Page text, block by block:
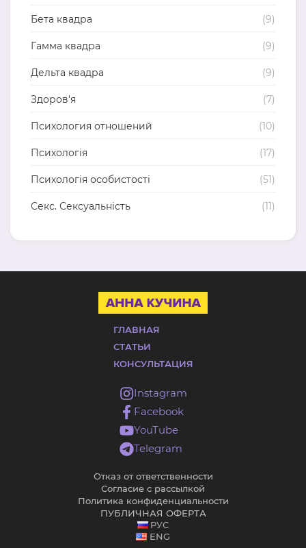
Бета квадра (9)
Гамма квадра (9)
Дельта квадра (9)
Здоров'я (7)
Психология отношений (10)
Психологія (17)
Психологія особистості (51)
Секс. Сексуальність (11)
ГЛАВНАЯ
СТАТЬИ
КОНСУЛЬТАЦИЯ
Instagram
Facebook
YouTube
Telegram
Отказ от ответственности
Согласие с рассылкой
Политика конфиденциальности
ПУБЛИЧНАЯ ОФЕРТА
РУС
ENG